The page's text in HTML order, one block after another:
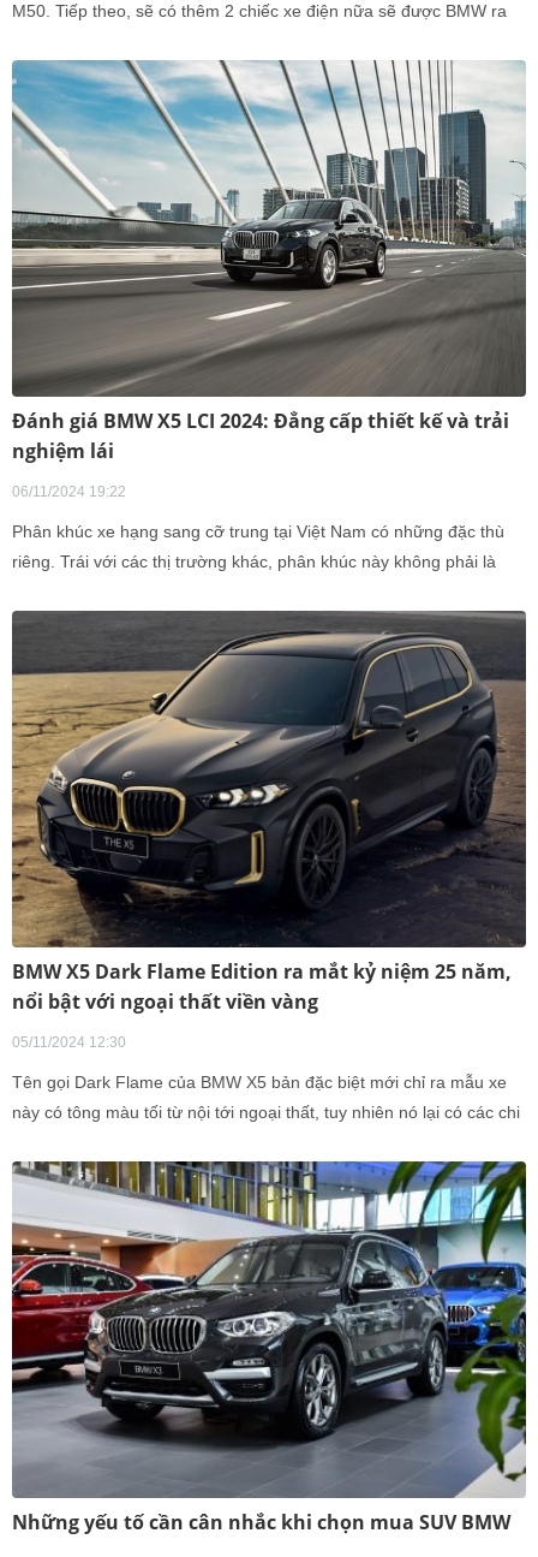
M50. Tiếp theo, sẽ có thêm 2 chiếc xe điện nữa sẽ được BMW ra
Đánh giá BMW X5 LCI 2024: Đẳng cấp thiết kế và trải
nghiệm lái
06/11/2024 19:22
Phân khúc xe hạng sang cỡ trung tại Việt Nam có những đặc thù
riêng. Trái với các thị trường khác, phân khúc này không phải là
BMW X5 Dark Flame Edition ra mắt kỷ niệm 25 năm,
nổi bật với ngoại thất viền vàng
05/11/2024 12:30
Tên gọi Dark Flame của BMW X5 bản đặc biệt mới chỉ ra mẫu xe
này có tông màu tối từ nội tới ngoại thất, tuy nhiên nó lại có các chi
Những yếu tố cần cân nhắc khi chọn mua SUV BMW